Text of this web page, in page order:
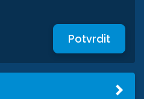
Potvrdit